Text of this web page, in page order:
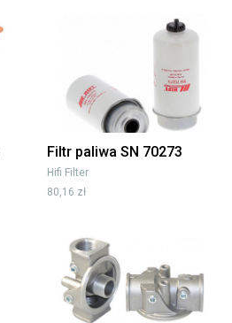
Filtr paliwa SN 70273
Hifi Filter
80,16 zł